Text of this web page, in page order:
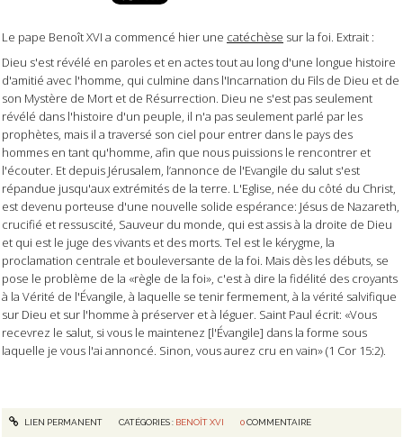
Le pape Benoît XVI a commencé hier une catéchèse sur la foi. Extrait :
Dieu s'est révélé en paroles et en actes tout au long d'une longue histoire
d'amitié avec l'homme, qui culmine dans l'Incarnation du Fils de Dieu et de
son Mystère de Mort et de Résurrection. Dieu ne s'est pas seulement
révélé dans l'histoire d'un peuple, il n'a pas seulement parlé par les
prophètes, mais il a traversé son ciel pour entrer dans le pays des
hommes en tant qu'homme, afin que nous puissions le rencontrer et
l'écouter. Et depuis Jérusalem, l’annonce de l'Evangile du salut s'est
répandue jusqu'aux extrémités de la terre. L'Eglise, née du côté du Christ,
est devenu porteuse d'une nouvelle solide espérance: Jésus de Nazareth,
crucifié et ressuscité, Sauveur du monde, qui est assis à la droite de Dieu
et qui est le juge des vivants et des morts. Tel est le kérygme, la
proclamation centrale et bouleversante de la foi. Mais dès les débuts, se
pose le problème de la «règle de la foi», c'est à dire la fidélité des croyants
à la Vérité de l'Évangile, à laquelle se tenir fermement, à la vérité salvifique
sur Dieu et sur l'homme à préserver et à léguer. Saint Paul écrit: «Vous
recevrez le salut, si vous le maintenez [l'Évangile] dans la forme sous
laquelle je vous l'ai annoncé. Sinon, vous aurez cru en vain» (1 Cor 15:2).
LIEN PERMANENT CATÉGORIES : BENOÎT XVI 0COMMENTAIRE